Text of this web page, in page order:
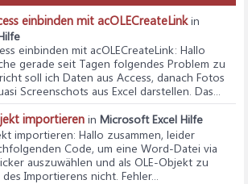
einbinden mit acOLECreateLinkin
einbinden mit acOLECreateLink: Hallo
gerade seit Tagen folgendes Problem zu
soll ich Daten aus Access, danach Fotos
Screenschots aus Excel darstellen. Das...
importieren in Microsoft Excel Hilfe
importieren: Hallo zusammen, leider
Code, um eine Word-Datei via
auszuwählen und als OLE-Objekt zu
Importierens nicht. Fehler...